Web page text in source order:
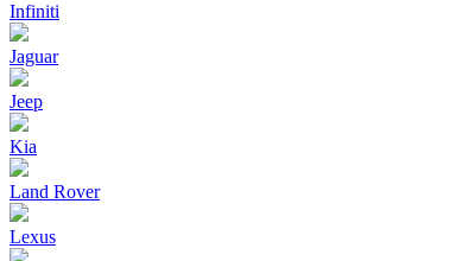
Infiniti
Jaguar
Jeep
Kia
Land Rover
Lexus